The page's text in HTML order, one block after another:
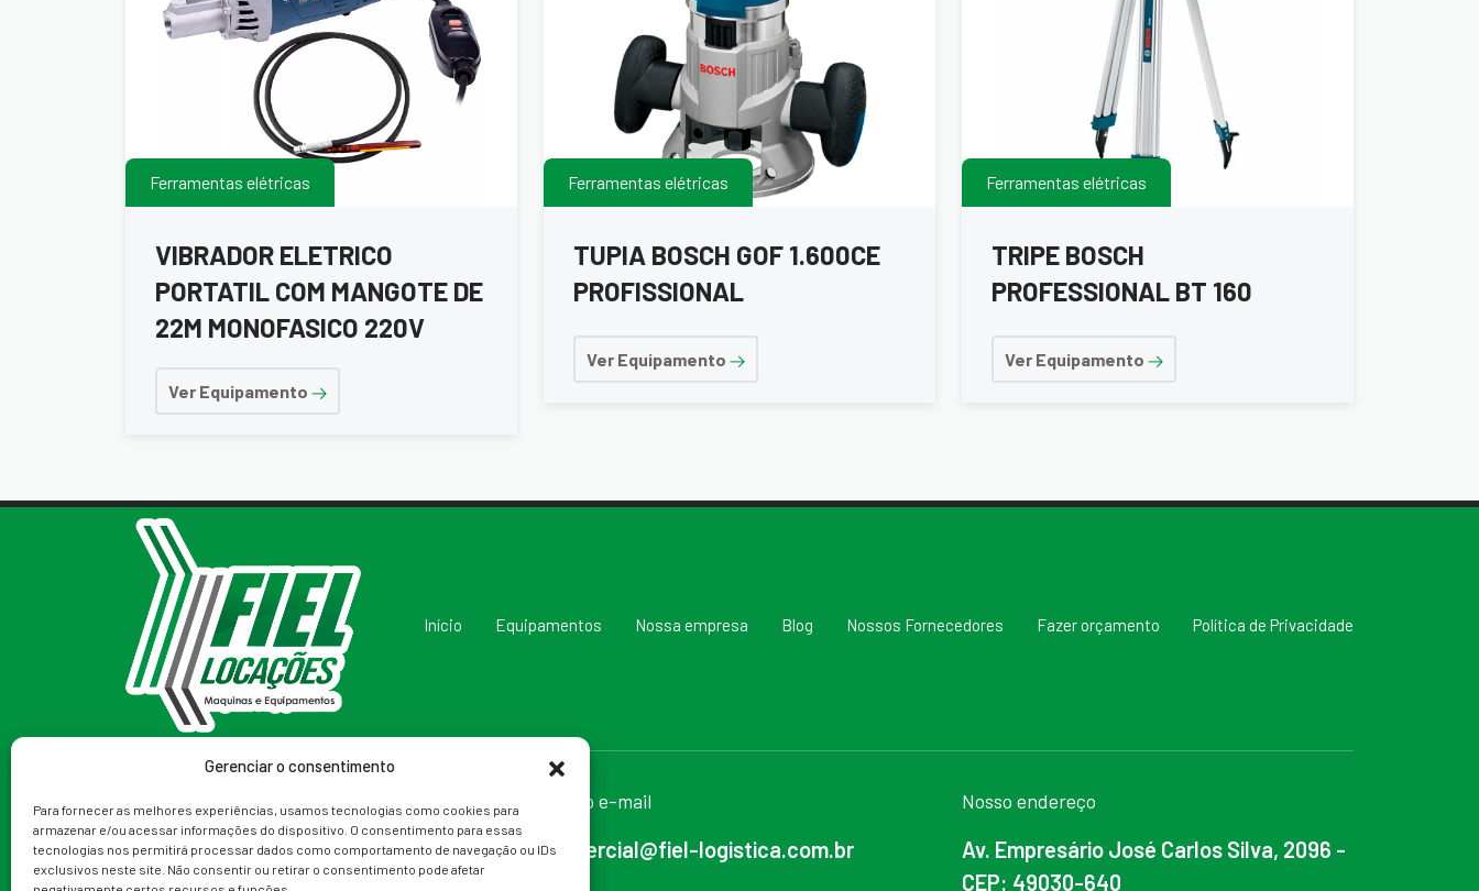
Gerenciar o consentimento
Para fornecer as melhores experiências, usamos tecnologias como cookies para
armazenar e/ou acessar informações do dispositivo. O consentimento para essas
tecnologias nos permitirá processar dados como comportamento de navegação ou IDs
exclusivos neste site. Não consentir ou retirar o consentimento pode afetar
Ferramentas elétricas
VIBRADOR ELETRICO
PORTATIL COM MANGOTE DE
22M MONOFASICO 220V
Ver Equipamento
Ferramentas elétricas
TUPIA BOSCH GOF 1.600CE
PROFISSIONAL
Ver Equipamento
Ferramentas elétricas
TRIPE BOSCH
PROFESSIONAL BT 160
Ver Equipamento
Início Equipamentos Nossa empresa Blog Nossos Fornecedores Fazer orçamento Política de Privacidade
Redes Sociais Telefone
(79) 99988-9153
Nosso e-mail
comercial@fiel-logistica.com.br
Nosso endereço
Av. Empresário José Carlos Silva, 2096 -
CEP: 49030-640